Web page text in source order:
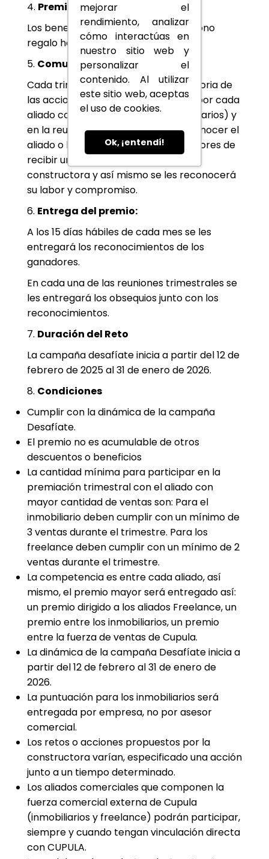
mejorar el
rendimiento, analizar
cómo interactúas en
nuestro sitio web y
personalizar el
contenido. Al utilizar
este sitio web, aceptas
el uso de cookies.
Ok, ¡entendí!
4. Premio:
Los beneficios puede ser desde un bono
regalo hasta una experiencia.
5. Comunicación del ganador:
Cada trimestre se evaluará la sumatoria de
las acciones y las ventas realizadas por cada
aliado comercial (Freelance, Inmobiliarios) y
en la reunión trimestral, se dará a conocer el
aliado o los aliados que son merecedores de
recibir un obsequio por parte de la
constructora y así mismo se les reconocerá
su labor y compromiso.
6. Entrega del premio:
A los 15 días hábiles de cada mes se les
entregará los reconocimientos de los
ganadores.
En cada una de las reuniones trimestrales se
les entregará los obsequios junto con los
reconocimientos.
7. Duración del Reto
La campaña desafíate inicia a partir del 12 de
febrero de 2025 al 31 de enero de 2026.
8. Condiciones
Cumplir con la dinámica de la campaña
Desafíate.
El premio no es acumulable de otros
descuentos o beneficios
La cantidad mínima para participar en la
premiación trimestral con el aliado con
mayor cantidad de ventas son: Para el
inmobiliario deben cumplir con un mínimo de
3 ventas durante el trimestre. Para los
freelance deben cumplir con un mínimo de 2
ventas durante el trimestre.
La competencia es entre cada aliado, así
mismo, el premio mayor será entregado así:
un premio dirigido a los aliados Freelance, un
premio entre los inmobiliarios, un premio
entre la fuerza de ventas de Cupula.
La dinámica de la campaña Desafíate inicia a
partir del 12 de febrero al 31 de enero de
2026.
La puntuación para los inmobiliarios será
entregada por empresa, no por asesor
comercial.
Los retos o acciones propuestos por la
constructora varían, especificado una acción
junto a un tiempo determinado.
Los aliados comerciales que componen la
fuerza comercial externa de Cupula
(inmobiliarios y freelance) podrán participar,
siempre y cuando tengan vinculación directa
con CUPULA.